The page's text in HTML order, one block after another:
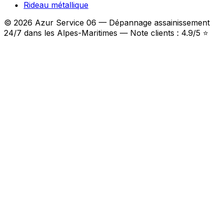
Rideau métallique
© 2026 Azur Service 06 — Dépannage assainissement
24/7 dans les Alpes-Maritimes — Note clients : 4.9/5 ⭐